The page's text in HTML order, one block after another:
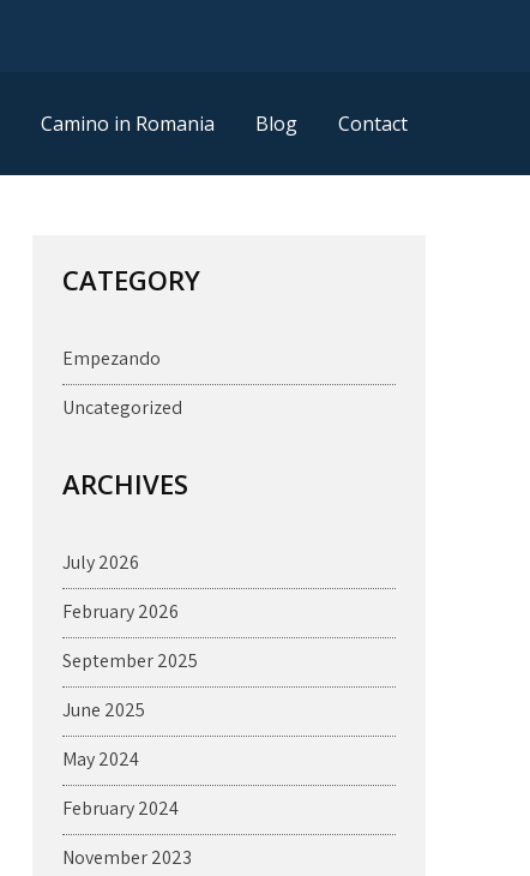
Camino in Romania Blog Contact
CATEGORY
Empezando
Uncategorized
ARCHIVES
July 2026
February 2026
September 2025
June 2025
May 2024
February 2024
November 2023